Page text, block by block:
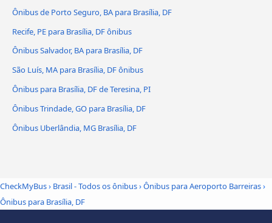
Ônibus de Porto Seguro, BA para Brasília, DF
Recife, PE para Brasília, DF ônibus
Ônibus Salvador, BA para Brasília, DF
São Luís, MA para Brasília, DF ônibus
Ônibus para Brasília, DF de Teresina, PI
Ônibus Trindade, GO para Brasília, DF
Ônibus Uberlândia, MG Brasília, DF
CheckMyBus› Brasil - Todos os ônibus›Ônibus para Aeroporto Barreiras›
Ônibus para Brasília, DF